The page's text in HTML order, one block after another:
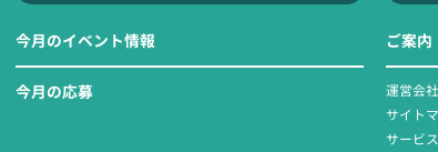
今月のイベント情報
今月の応募
ご案内
運営会社
サイト
サービ